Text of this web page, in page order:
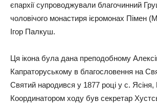
єпархії супроводжували благочинний
чоловічого монастиря ієромонах Пімен
Ігор Палкуш.
Ця ікона була дана преподобному
Капраторуському в благословення на
Святий народився у 1877 році у с. Ясіня,
Координатором ходу був секретар